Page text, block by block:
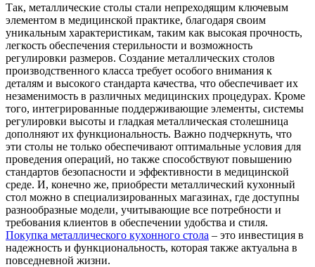
Так, металлические столы стали непреходящим ключевым
элементом в медицинской практике, благодаря своим
уникальным характеристикам, таким как высокая прочность,
легкость обеспечения стерильности и возможность
регулировки размеров. Создание металлических столов
производственного класса требует особого внимания к
деталям и высокого стандарта качества, что обеспечивает их
незаменимость в различных медицинских процедурах. Кроме
того, интегрированные поддерживающие элементы, системы
регулировки высоты и гладкая металлическая столешница
дополняют их функциональность. Важно подчеркнуть, что
эти столы не только обеспечивают оптимальные условия для
проведения операций, но также способствуют повышению
стандартов безопасности и эффективности в медицинской
среде. И, конечно же, приобрести металлический кухонный
стол можно в специализированных магазинах, где доступны
разнообразные модели, учитывающие все потребности и
требования клиентов в обеспечении удобства и стиля.
Покупка металлического кухонного стола – это инвестиция в
надежность и функциональность, которая также актуальна в
повседневной жизни.